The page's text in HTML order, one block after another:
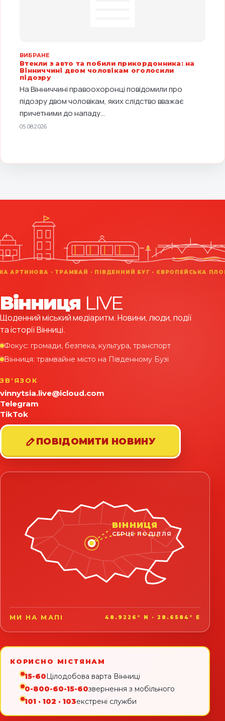
Вінниця LIVE
Щоденний міський медіаритм. Новини, люди, події
та історії Вінниці.
Фокус: громади, безпека, культура, транспорт
Вінниця: трамвайне місто на Південному Бузі
ЗВʼЯЗОК
vinnytsia.live@icloud.com
Telegram
TikTok
ПОВІДОМИТИ НОВИНУ
ВІННИЦЯ
СЕРЦЕ ПОДІЛЛЯ
МИ НА МАПІ 48.9226° N · 28.6584° E
КОРИСНО МІСТЯНАМ
15-60Цілодобова варта Вінниці
0-800-60-15-60звернення з мобільного
101 · 102 · 103екстрені служби